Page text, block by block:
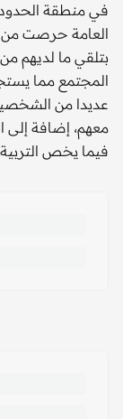
في منطقة الحدود
العامة حرصت من
بتلقي ما لديهم
المجتمع مما
عديدا من
معهم، إضافة
فيما يخص